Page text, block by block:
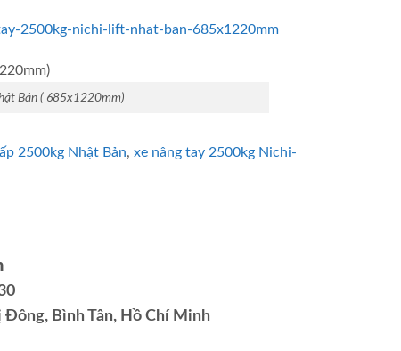
2500kg-nichi-lift-nhat-ban-685x1220mm
Bản ( 685x1220mm)
2500kg Nhật Bản, xe nâng tay 2500kg Nichi-
Bình Tân, Hồ Chí Minh